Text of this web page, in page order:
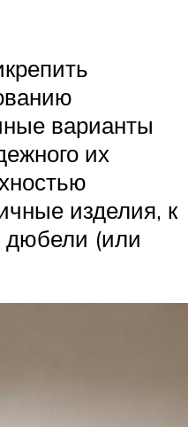
варианты
их
изделия, к
дюбели (или